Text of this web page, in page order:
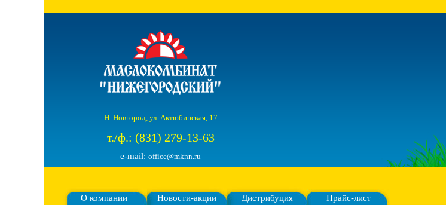
Н. Новгород, ул. Актюбинская, 17
т./ф.: (831) 279-13-63
e-mail: office@mknn.ru
О компании Новости-акции Дистрибуция Прайс-лист